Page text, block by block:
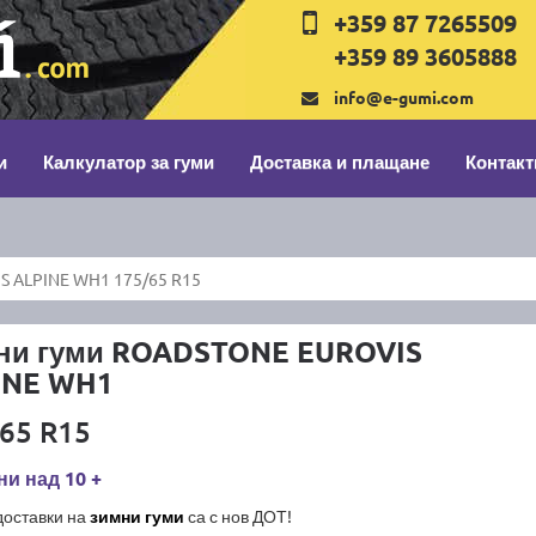
+359 87 7265509
+359 89 3605888
info@e-gumi.com
Калкулатор за гуми Доставка и плащане
ALPINE WH1 175/65 R15
гуми ROADSTONE EUROVIS
WH1
R15
над 10 +
на зимни гуми са с нов ДОТ!